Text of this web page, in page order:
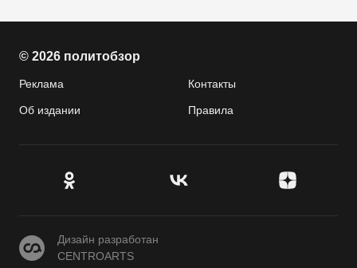
© 2026 политобзор
Реклама Контакты
Об издании Правила
CENTROARTS